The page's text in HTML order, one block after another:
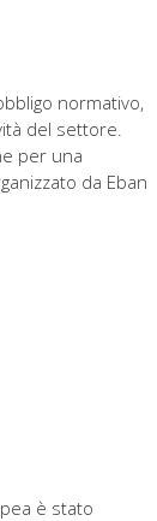
normativo,
del settore.
per una
da Eban
è stato